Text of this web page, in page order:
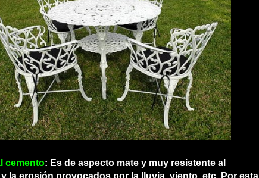
cemento: Es de aspecto mate y muy resistente al
la erosión provocados por la lluvia, viento, etc. Por esta